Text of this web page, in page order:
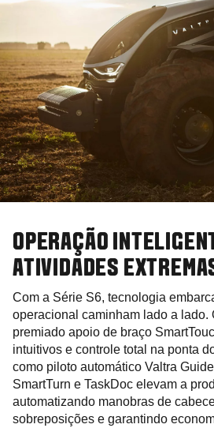
OPERAÇÃO
ATIVIDADES
Com a Série S6, tecnologia
operacional caminham lado a lado.
premiado apoio de braço
intuitivos e controle total na ponta
como piloto automático Valtra
SmartTurn e TaskDoc elevam a
automatizando manobras de
sobreposições e garantindo